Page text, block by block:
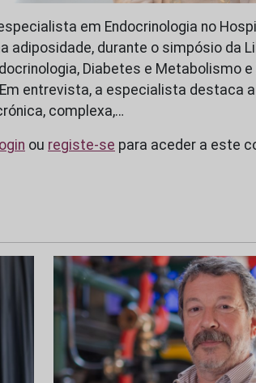
em Endocrinologia no
adiposidade, durante o simpósio da
Diabetes e Metabolismo
Em entrevista, a especialista destaca
complexa,…
login ou registe-se para aceder a este